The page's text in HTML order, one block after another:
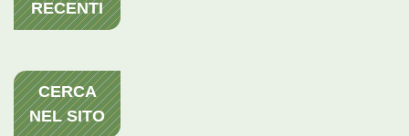
RECENTI
CERCA
NEL SITO